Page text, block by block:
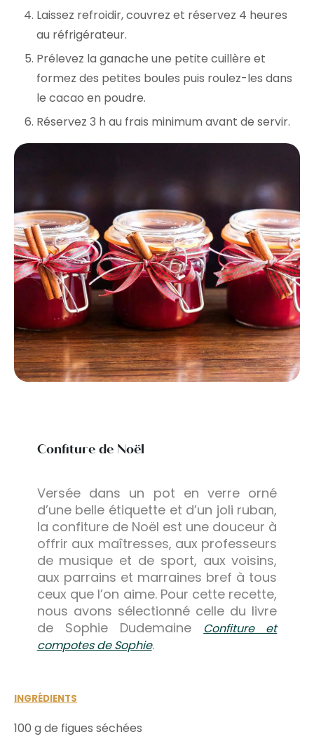
Laissez refroidir, couvrez et réservez 4 heures
au réfrigérateur.
Prélevez la ganache une petite cuillère et
formez des petites boules puis roulez-les dans
le cacao en poudre.
Réservez 3 h au frais minimum avant de servir.
Confiture de Noël
Versée dans un pot en verre orné
d’une belle étiquette et d’un joli ruban,
la confiture de Noël est une douceur à
offrir aux maîtresses, aux professeurs
de musique et de sport, aux voisins,
aux parrains et marraines bref à tous
ceux que l’on aime. Pour cette recette,
nous avons sélectionné celle du livre
de Sophie Dudemaine
Confiture et
compotes de Sophie.
INGRÉDIENTS
100 g de figues séchées